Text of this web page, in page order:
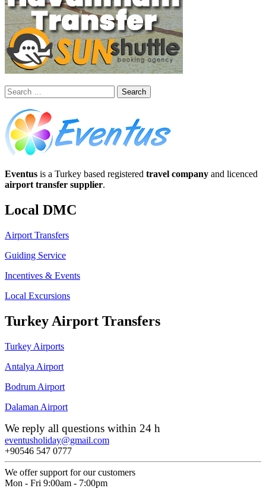
Search
for:
Eventus is a Turkey based registered travel company and licenced
airport transfer supplier.
Local DMC
Airport Transfers
Guiding Service
Incentives & Events
Local Excursions
Turkey Airport Transfers
Turkey Airports
Antalya Airport
Bodrum Airport
Dalaman Airport
We reply all questions within 24 h
eventusholiday@gmail.com
+90546 547 0777
We offer support for our customers
Mon - Fri 9:00am - 7:00pm